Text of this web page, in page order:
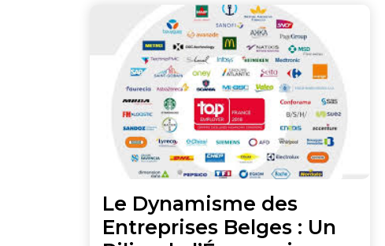
Le Dynamisme des
Entreprises Belges : Un